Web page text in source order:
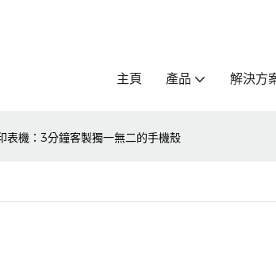
主頁 產品 解決方
機：3分鐘客製獨一無二的手機殼